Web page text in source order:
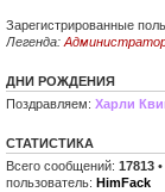
Зарегистрированные
Легенда:
ДНИ РОЖДЕНИЯ
Поздравляем: Харли
СТАТИСТИКА
Всего сообщений: 17813
пользователь: HimFack